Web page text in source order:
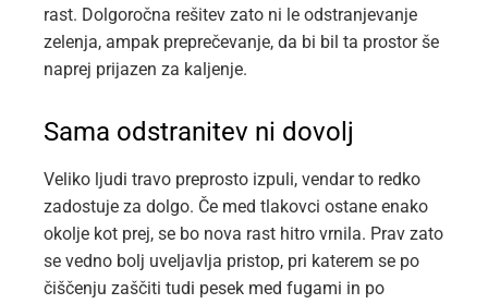
rast. Dolgoročna rešitev zato ni le odstranjevanje
zelenja, ampak preprečevanje, da bi bil ta prostor še
naprej prijazen za kaljenje.
Sama odstranitev ni dovolj
Veliko ljudi travo preprosto izpuli, vendar to redko
zadostuje za dolgo. Če med tlakovci ostane enako
okolje kot prej, se bo nova rast hitro vrnila. Prav zato
se vedno bolj uveljavlja pristop, pri katerem se po
čiščenju zaščiti tudi pesek med fugami in po